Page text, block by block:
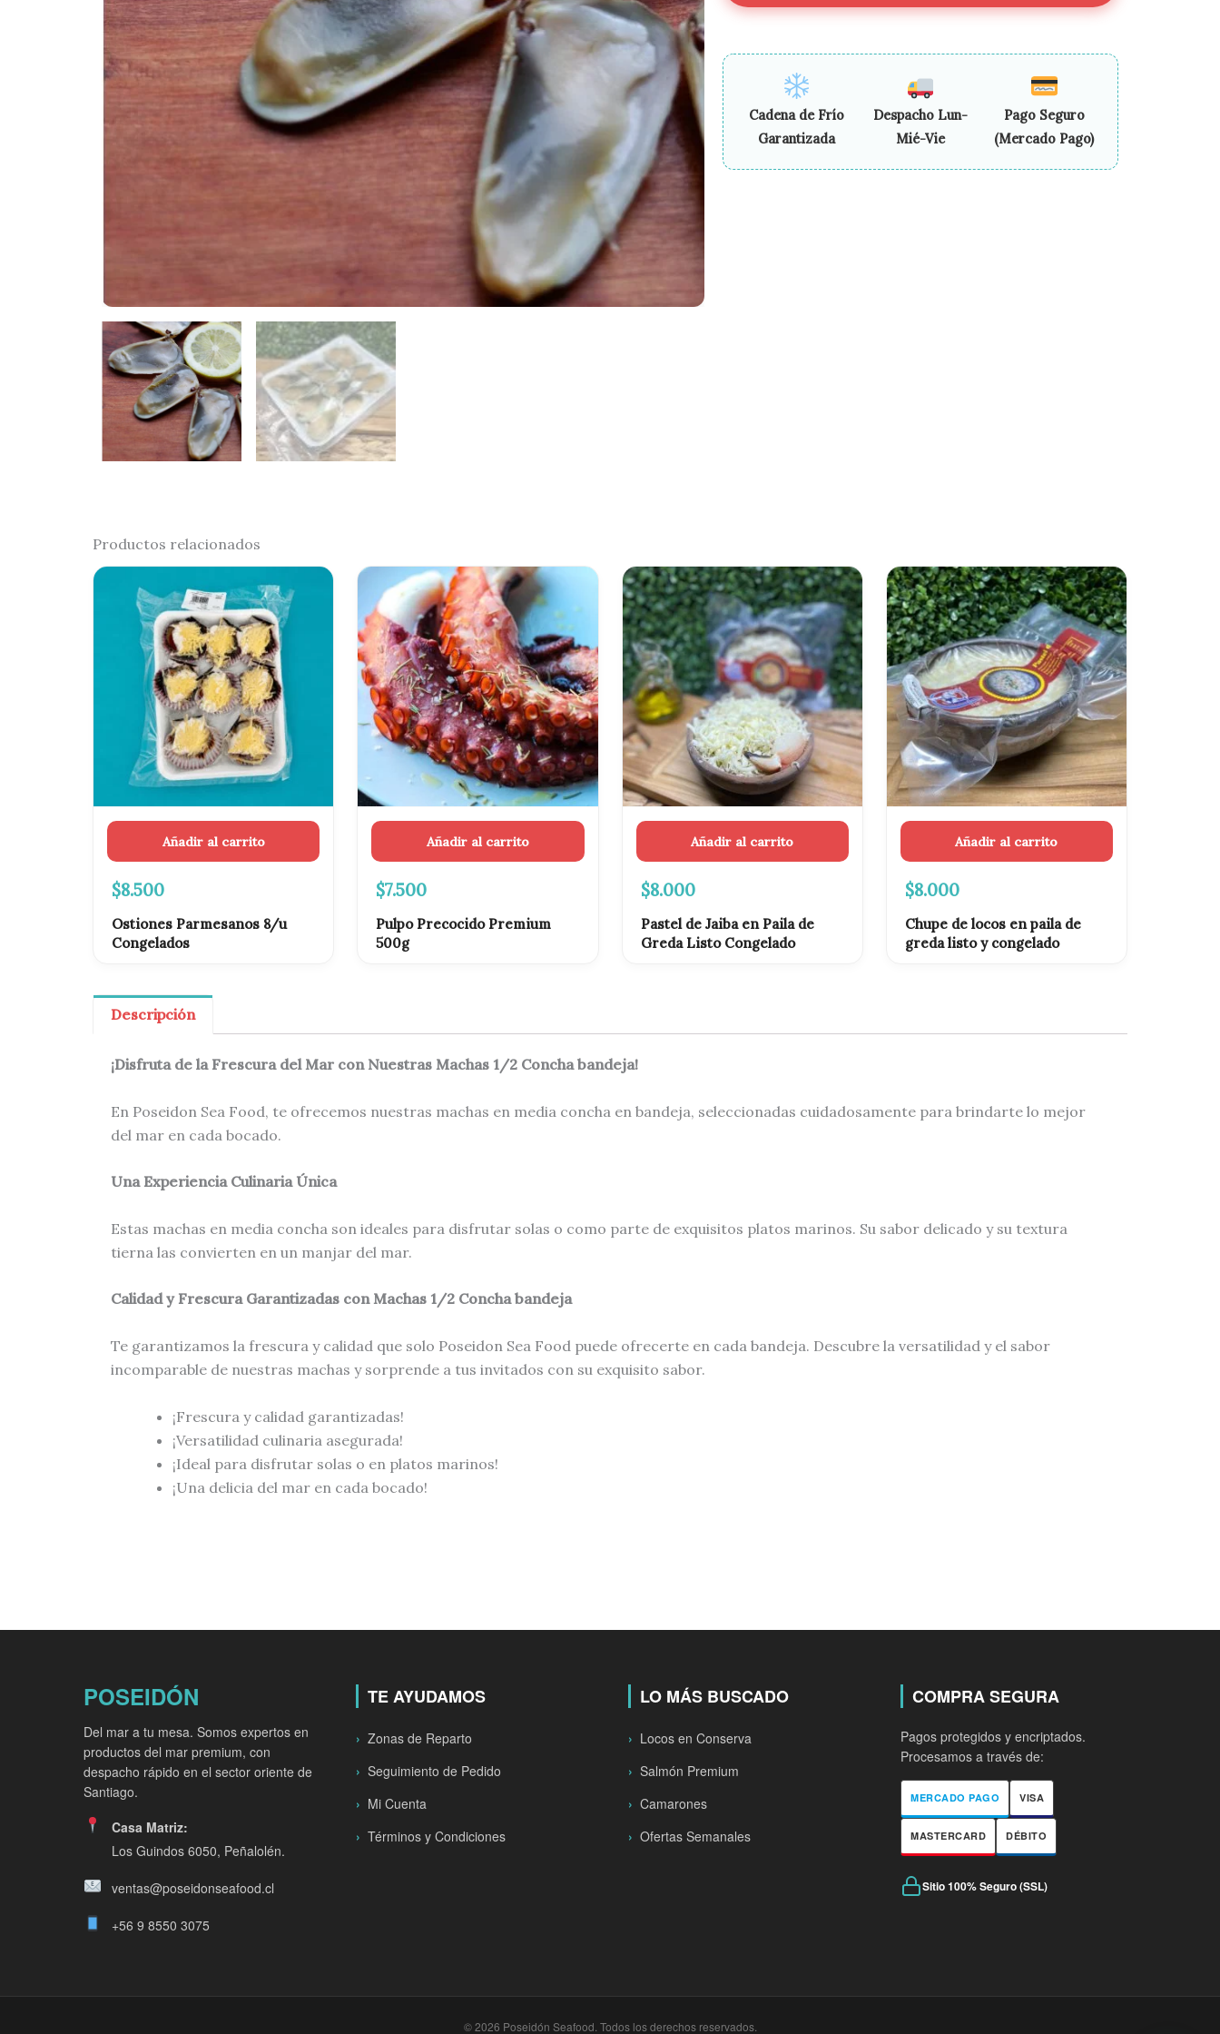
Cadena de Frío
Garantizada
Despacho Lun-
Mié-Vie
Pago Seguro
(Mercado Pago)
Productos relacionados
Añadir al carrito
$8.500
Ostiones Parmesanos 8/u
Congelados
Añadir al carrito
$7.500
Pulpo Precocido Premium
500g
Añadir al carrito
$8.000
Pastel de Jaiba en Paila de
Greda Listo Congelado
Añadir al carrito
$8.000
Chupe de locos en paila de
greda listo y congelado
Descripción
¡Disfruta de la Frescura del Mar con Nuestras Machas 1/2 Concha bandeja!
En Poseidon Sea Food, te ofrecemos nuestras machas en media concha en bandeja, seleccionadas cuidadosamente para brindarte lo mejor
del mar en cada bocado.
Una Experiencia Culinaria Única
Estas machas en media concha son ideales para disfrutar solas o como parte de exquisitos platos marinos. Su sabor delicado y su textura
tierna las convierten en un manjar del mar.
Calidad y Frescura Garantizadas con Machas 1/2 Concha bandeja
Te garantizamos la frescura y calidad que solo Poseidon Sea Food puede ofrecerte en cada bandeja. Descubre la versatilidad y el sabor
incomparable de nuestras machas y sorprende a tus invitados con su exquisito sabor.
¡Frescura y calidad garantizadas!
¡Versatilidad culinaria asegurada!
¡Ideal para disfrutar solas o en platos marinos!
¡Una delicia del mar en cada bocado!
POSEIDÓN
Del mar a tu mesa. Somos expertos en
productos del mar premium, con
despacho rápido en el sector oriente de
Santiago.
Casa Matriz:
Los Guindos 6050, Peñalolén.
ventas@poseidonseafood.cl
+56 9 8550 3075
TE AYUDAMOS
Zonas de Reparto
Seguimiento de Pedido
Mi Cuenta
Términos y Condiciones
LO MÁS BUSCADO
Locos en Conserva
Salmón Premium
Camarones
Ofertas Semanales
COMPRA SEGURA
Pagos protegidos y encriptados.
Procesamos a través de:
MERCADO PAGO VISA
MASTERCARD DÉBITO
Sitio 100% Seguro (SSL)
© 2026 Poseidón Seafood. Todos los derechos reservados.